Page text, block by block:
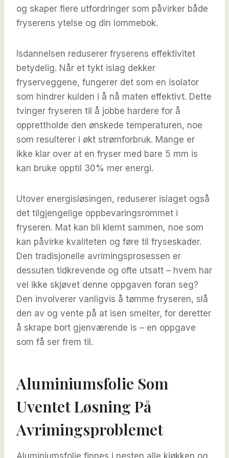
og skaper flere utfordringer som påvirker både
fryserens ytelse og din lommebok.
Isdannelsen reduserer fryserens effektivitet
betydelig. Når et tykt islag dekker
fryserveggene, fungerer det som en isolator
som hindrer kulden i å nå maten effektivt. Dette
tvinger fryseren til å jobbe hardere for å
opprettholde den ønskede temperaturen, noe
som resulterer i økt strømforbruk. Mange er
ikke klar over at en fryser med bare 5 mm is
kan bruke opptil 30% mer energi.
Utover energisløsingen, reduserer islaget også
det tilgjengelige oppbevaringsrommet i
fryseren. Mat kan bli klemt sammen, noe som
kan påvirke kvaliteten og føre til fryseskader.
Den tradisjonelle avrimingsprosessen er
dessuten tidkrevende og ofte utsatt – hvem har
vel ikke skjøvet denne oppgaven foran seg?
Den involverer vanligvis å tømme fryseren, slå
den av og vente på at isen smelter, for deretter
å skrape bort gjenværende is – en oppgave
som få ser frem til.
Aluminiumsfolie Som
Uventet Løsning På
Avrimingsproblemet
Aluminiumsfolie finnes i nesten alle kjøkken og